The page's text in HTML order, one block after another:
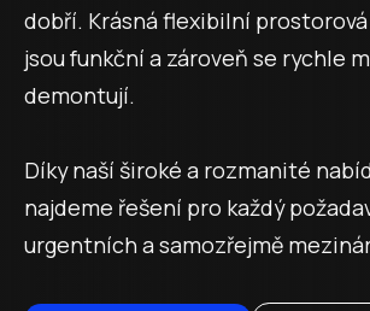
dobří. Krásná flexibilní
jsou funkční a zároveň se rychle
demontují.
Díky naší široké a rozmanité
najdeme řešení pro každý
urgentních a samozřejmě